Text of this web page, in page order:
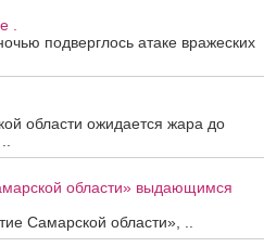
.
подверглось атаке вражеских
области ожидается жара до
области» выдающимся
Самарской области», ..